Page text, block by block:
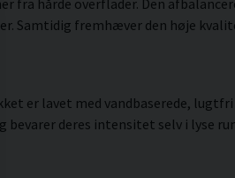
Samtidig fremhæver den høje
er lavet med vandbaserede, lugtfri
bevarer deres intensitet selv i lyse